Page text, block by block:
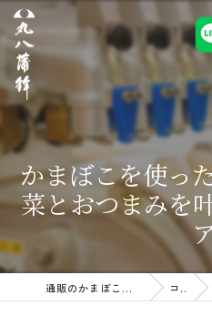
かまぼこを使っ
菜とおつまみを
通販のかまぼこなら株式会社丸八蒲鉾 コラム